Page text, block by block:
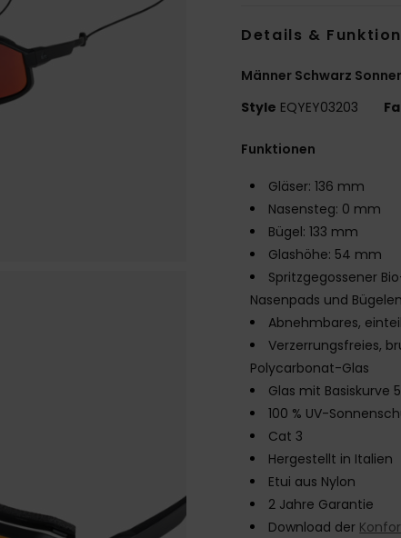
Details &
Männer Schwarz
Style EQYEY03203
Funktionen
Gläser: 136 mm
Nasensteg: 0 mm
Bügel: 133 mm
Glashöhe: 54 mm
Spritzgegossener
Nasenpads und
Abnehmbares,
Verzerrungsfreies,
Polycarbonat-Glas
Glas mit Basiskurve
100 % UV-
Cat 3
Hergestellt in Italien
Etui aus Nylon
2 Jahre Garantie
Download der